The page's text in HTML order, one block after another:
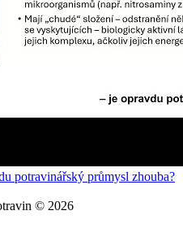
potravinářský průmysl zhouba?
© 2026